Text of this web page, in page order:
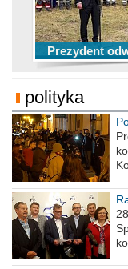
Prezydent
TOP 10
w EBL w
TOP 5 rzutów
w sezonie
polityka